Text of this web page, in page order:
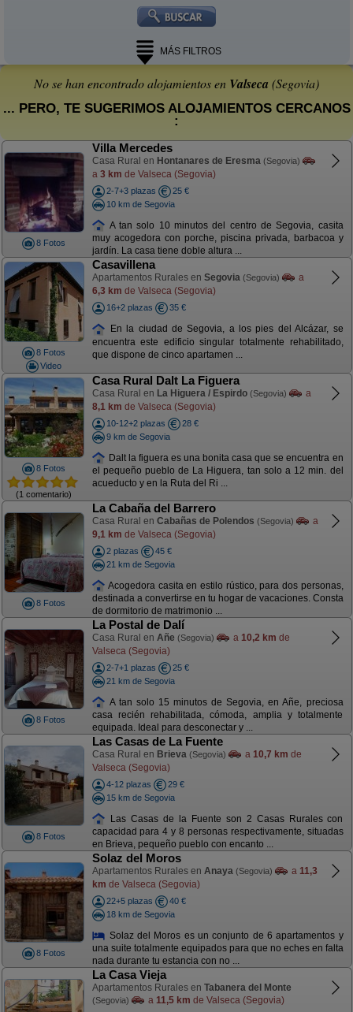
MÁS FILTROS
No se han encontrado alojamientos en Valseca (Segovia)
... PERO, TE SUGERIMOS ALOJAMIENTOS CERCANOS
:
8 Fotos
Villa Mercedes
Casa Rural en Hontanares de Eresma (Segovia)
a 3 km de Valseca (Segovia)
2-7+3 plazas
25 €
10 km de Segovia
A tan solo 10 minutos del centro de Segovia, casita
muy acogedora con porche, piscina privada, barbacoa y
jardín. La casa tiene doble altura ...
8 Fotos
Video
Casavillena
Apartamentos Rurales en Segovia (Segovia)
a
6,3 km de Valseca (Segovia)
16+2 plazas 35 €
En la ciudad de Segovia, a los pies del Alcázar, se
encuentra este edificio singular totalmente rehabilitado,
que dispone de cinco apartamen ...
8 Fotos
(1 comentario)
Casa Rural Dalt La Figuera
Casa Rural en La Higuera / Espirdo (Segovia)
a
8,1 km de Valseca (Segovia)
10-12+2 plazas
28 €
9 km de Segovia
Dalt la figuera es una bonita casa que se encuentra en
el pequeño pueblo de La Higuera, tan solo a 12 min. del
acueducto y en la Ruta del Ri ...
8 Fotos
La Cabaña del Barrero
Casa Rural en Cabañas de Polendos (Segovia)
a
9,1 km de Valseca (Segovia)
2 plazas
45 €
21 km de Segovia
Acogedora casita en estilo rústico, para dos personas,
destinada a convertirse en tu hogar de vacaciones. Consta
de dormitorio de matrimonio ...
8 Fotos
La Postal de Dalí
Casa Rural en Añe (Segovia) a 10,2 km de
Valseca (Segovia)
2-7+1 plazas
25 €
21 km de Segovia
A tan solo 15 minutos de Segovia, en Añe, preciosa
casa recién rehabilitada, cómoda, amplia y totalmente
equipada. Ideal para desconectar y ...
8 Fotos
Las Casas de La Fuente
Casa Rural en Brieva (Segovia) a 10,7 km de
Valseca (Segovia)
4-12 plazas
29 €
15 km de Segovia
Las Casas de la Fuente son 2 Casas Rurales con
capacidad para 4 y 8 personas respectivamente, situadas
en Brieva, pequeño pueblo con encanto ...
8 Fotos
Solaz del Moros
Apartamentos Rurales en Anaya (Segovia) a 11,3
km de Valseca (Segovia)
22+5 plazas
40 €
18 km de Segovia
Solaz del Moros es un conjunto de 6 apartamentos y
una suite totalmente equipados para que no eches en falta
nada durante tu estancia con no ...
La Casa Vieja
Apartamentos Rurales en Tabanera del Monte
(Segovia) a 11,5 km de Valseca (Segovia)